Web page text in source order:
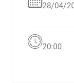
28/04/
20:00